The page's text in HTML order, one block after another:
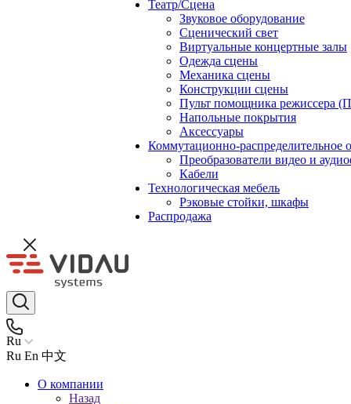
Театр/Сцена
Звуковое оборудование
Сценический свет
Виртуальные концертные залы
Одежда сцены
Механика сцены
Конструкции сцены
Пульт помощника режиссера
Напольные покрытия
Аксессуары
Коммутационно-распределительное
Преобразователи видео и
Кабели
Технологическая мебель
Рэковые стойки, шкафы
Распродажа
Ru
Ru En 中文
О компании
Назад